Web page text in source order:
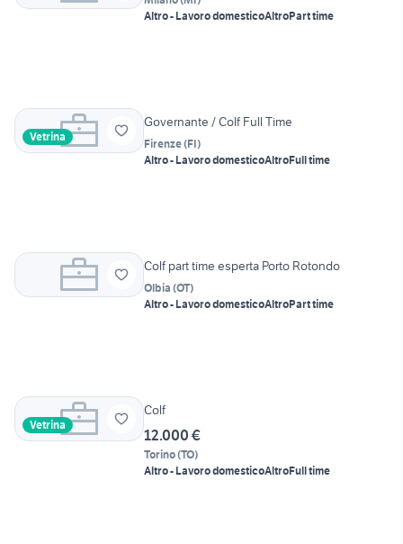
Altro - Lavoro domesticoAltroPart time
Vetrina
Governante / Colf Full Time
Firenze(FI)
Altro - Lavoro domesticoAltroFull time
Colf part time esperta Porto Rotondo
Olbia (OT)
Altro - Lavoro domesticoAltroPart time
Vetrina
Colf
12.000 €
Torino(TO)
Altro - Lavoro domesticoAltroFull time